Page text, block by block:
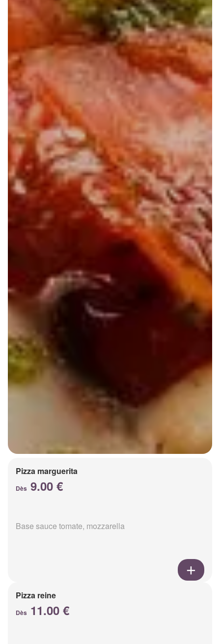
Pizza marguerita
Dès 9.00 €
Base sauce tomate, mozzarella
Pizza reine
Dès 11.00 €